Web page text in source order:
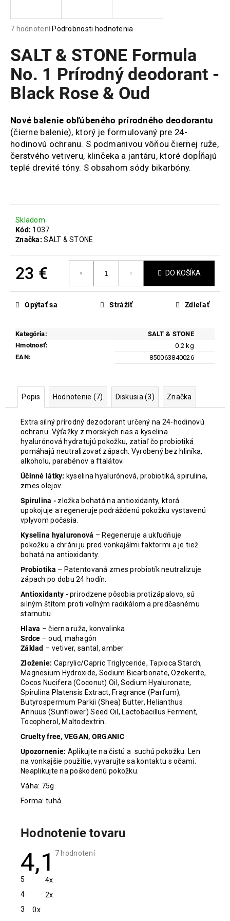
Priemerné
produktu
je
4,1
5
hviezdičiek.
7 hodnotení Podrobnosti hodnotenia
SALT & STONE Formula
No. 1 Prírodný deodorant -
Black Rose & Oud
Nové balenie obľúbeného prírodného deodorantu
(čierne balenie), ktorý je formulovaný pre 24-
hodinovú ochranu. S podmanivou vôňou čiernej ruže,
čerstvého vetiveru, klinčeka a jantáru, ktoré dopĺňajú
teplé drevité tóny. S obsahom sódy bikarbóny.
Skladom
Kód: 1037
Značka:SALT & STONE
23 € DO KOŠÍKA
Kategória:
SALT & STONE
Hmotnosť:
0.2 kg
EAN: 850063840026
Opýtať sa Strážiť Zdieľať
Popis Hodnotenie (7) Diskusia (3) Značka
Extra silný prírodný dezodorant určený na 24-hodinovú
ochranu. Výťažky z morských rias a kyselina
hyalurónová hydratujú pokožku, zatiaľ čo probiotiká
pomáhajú neutralizovať zápach. Vyrobený bez hliníka,
alkoholu, parabénov a ftalátov.
Účinné látky: kyselina hyalurónová, probiotiká, spirulina,
zmes olejov.
Spirulina - zložka bohatá na antioxidanty, ktorá
upokojuje a regeneruje podráždenú pokožku vystavenú
vplyvom počasia.
Kyselina hyaluronová – Regeneruje a ukľudňuje
pokožku a chráni ju pred vonkajšími faktormi a je tiež
bohatá na antioxidanty.
Probiotika – Patentovaná zmes probiotík neutralizuje
zápach po dobu 24 hodín.
Antioxidanty - prirodzene pôsobia protizápalovo, sú
silným štítom proti voľným radikálom a predčasnému
starnutiu.
Hlava – čierna ruža, konvalinka
Srdce – oud, mahagón
Základ – vetiver, santal, amber
Zloženie: Caprylic/Capric Triglyceride, Tapioca Starch,
Magnesium Hydroxide, Sodium Bicarbonate, Ozokerite,
Cocos Nucifera (Coconut) Oil, Sodium Hyaluronate,
Spirulina Platensis Extract, Fragrance (Parfum),
Butyrospermum Parkii (Shea) Butter, Helianthus
Annuus (Sunflower) Seed Oil, Lactobacillus Ferment,
Tocopherol, Maltodextrin.
Cruelty free, VEGAN, ORGANIC
Upozornenie: Aplikujte na čistú a suchú pokožku. Len
na vonkajšie použitie, vyvarujte sa kontaktu s očami.
Neaplikujte na poškodenú pokožku.
Váha: 75g
Forma: tuhá
Hodnotenie tovaru
4,1
Priemerné
7 hodnotení
5
4x
4
2x
3
0x
j
ť
?
HĽADAŤ
O
r
ú
č
a
m
WOMAN